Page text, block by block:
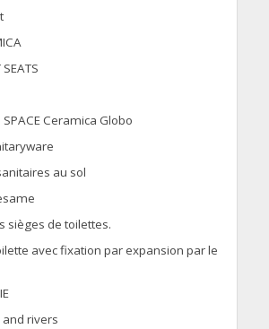
Ceramica Globo
au sol
sièges de toilettes.
avec fixation par expansion par le
rivers